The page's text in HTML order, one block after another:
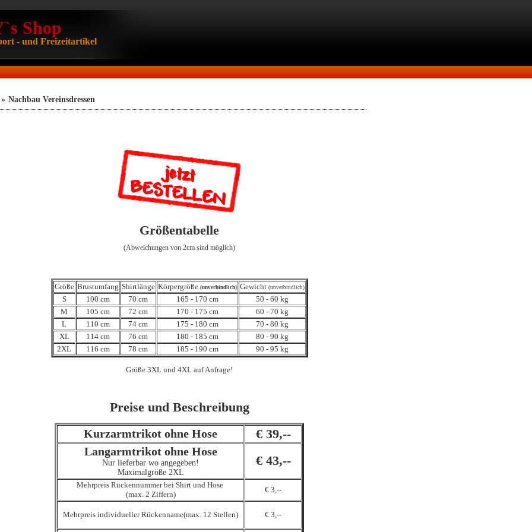
Shop
- und Freizeitartikel
» Nachbau Vereinsdressen
Größentabelle
(Abweichungen von 2cm sind möglich)
Größe Brustumfang Shirtlänge Körpergröße (unverbindlich) Gewicht (unverbindlich)
S 100 cm 70 cm 165 - 170 cm
50 - 60 kg
M
105 cm 72 cm 170 - 175 cm
60 - 70 kg
L
110 cm 74 cm 175 - 180 cm
70 - 80 kg
XL
114 cm 76 cm 180 - 185 cm
80 - 90 kg
2XL
116 cm 78 cm 185 - 190 cm 90 - 95 kg
Größe 3XL und 4XL auf Anfrage!
Preise und Beschreibung
Kurzarmtrikot ohne Hose € 39,--
Langarmtrikot ohne Hose
Nur lieferbar wo angegeben!
Maximalgröße 2XL
€ 43,--
Mehrpreis Rückennummer bei Shirt und Hose
(max. 2 Ziffern)
€ 3,--
Mehrpreis individueller Rückenname(max. 12 Stellen) € 3,--